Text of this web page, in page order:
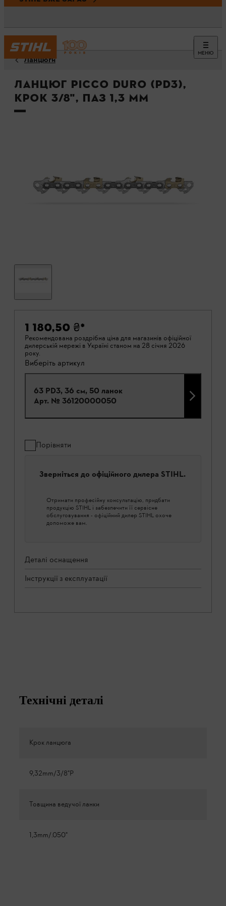
МЕНЮ
Ланцюги
Ланцюг Picco Duro (PD3),
крок 3/8", паз 1,3 мм
1 180,50 ₴*
Рекомендована роздрібна ціна для магазинів офіційної
дилерській мережі в Україні станом на 28 січня 2026
року.
Виберіть артикул
63 PD3, 36 см, 50 ланок
Арт. № 36120000050
Порівняти
Зверніться до офіційного дилера STIHL.
Отримати професійну консультацію, придбати
продукцію STIHL і забезпечити її сервісне
обслуговування - офіційний дилер STIHL охоче
допоможе вам.
Деталі оснащення
Інструкції з експлуатації
Технічні деталі
Крок ланцюга
9,32mm/3/8"P
Товщина ведучої ланки
1,3mm/.050"